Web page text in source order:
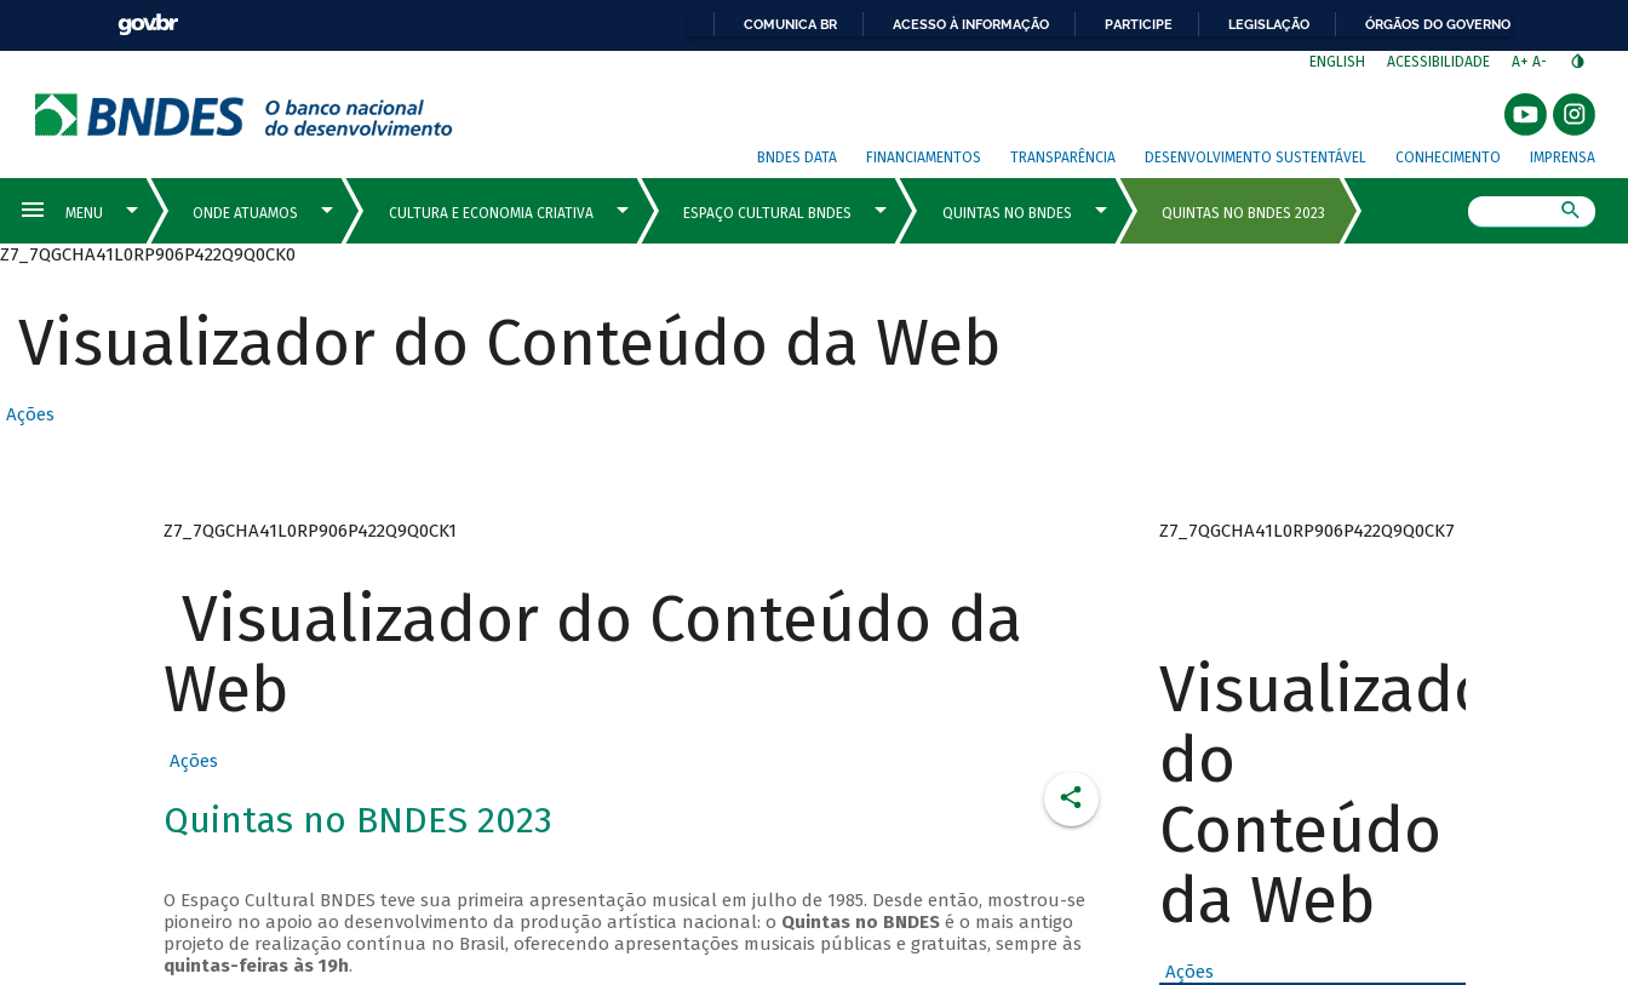
COMUNICA BR ACESSO À INFORMAÇÃO PARTICIPE LEGISLAÇÃO ÓRGÃOS DO GOVERNO
ENGLISH ACESSIBILIDADE A+ A-
BNDES DATA FINANCIAMENTOS TRANSPARÊNCIA DESENVOLVIMENTO SUSTENTÁVEL CONHECIMENTO IMPRENSA
Z7_7QGCHA41L0RP906P422Q9Q0CK0
Visualizador do Conteúdo da Web
Ações
Z7_7QGCHA41L0RP906P422Q9Q0CK1
Visualizador do Conteúdo da
Web
Ações
Quintas no BNDES 2023
O Espaço Cultural BNDES teve sua primeira apresentação musical em julho de 1985. Desde então, mostrou-se
pioneiro no apoio ao desenvolvimento da produção artística nacional: o Quintas no BNDESé o mais antigo
projeto de realização contínua no Brasil, oferecendo apresentações musicais públicas e gratuitas, sempre às
quintas-feiras às 19h.
Z7_7QGCHA41L0RP906P422Q9Q0CK7
Visualizador
do
Conteúdo
da Web
Ações